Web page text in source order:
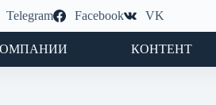
Telegram Facebook VK
КОНТЕНТ